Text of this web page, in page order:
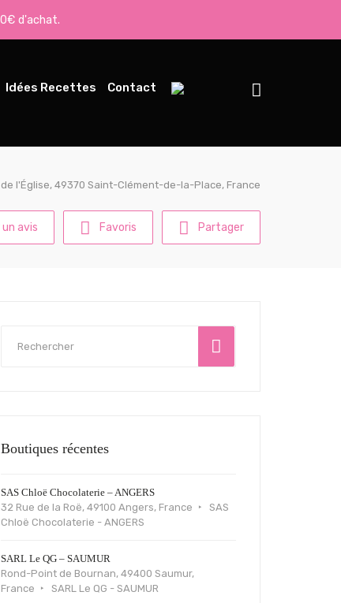
d'achat.
Idées Recettes Contact
de l'Église, 49370 Saint-Clément-de-la-Place, France
avis Favoris Partager
Boutiques récentes
SAS Chloë Chocolaterie – ANGERS
32 Rue de la Roë, 49100 Angers, France
SAS
Chloë Chocolaterie - ANGERS
SARL Le QG – SAUMUR
Rond-Point de Bournan, 49400 Saumur,
France
SARL Le QG - SAUMUR